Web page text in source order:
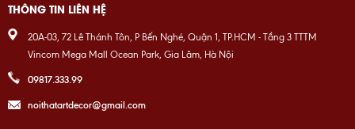
THÔNG TIN LIÊN HỆ
20A-03, 72 Lê Thánh Tôn, P Bến Nghé, Quận 1, TP.HCM - Tầng 3 TTTM
Vincom Mega Mall Ocean Park, Gia Lâm, Hà Nội
09817.333.99
noithatartdecor@gmail.com